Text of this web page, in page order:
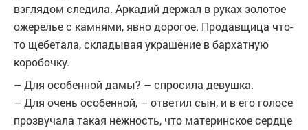
взглядом следила. Аркадий держал в руках золотое
ожерелье с камнями, явно дорогое. Продавщица что-
то щебетала, складывая украшение в бархатную
коробочку.
– Для особенной дамы? – спросила девушка.
– Для очень особенной, – ответил сын, и в его голосе
прозвучала такая нежность, что материнское сердце